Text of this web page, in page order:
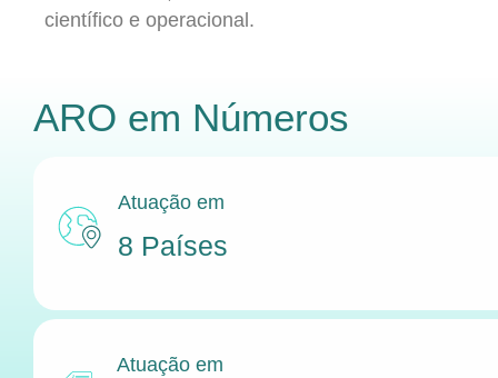
científico e operacional.
ARO em Números
Atuação em
8 Países
Atuação em